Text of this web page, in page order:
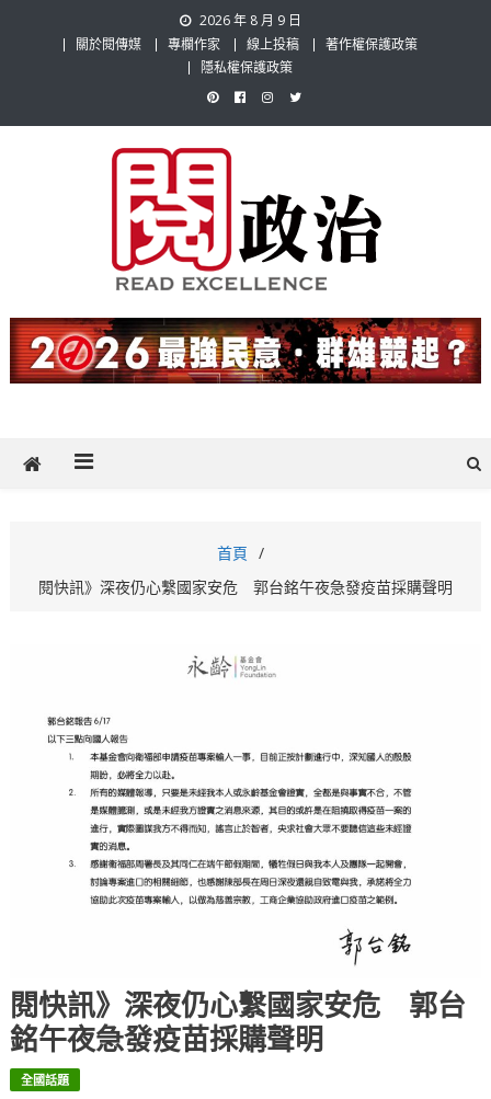
2026 年 8 月 9 日
關於閱傳媒
專欄作家 線上投稿
著作權保護政策
隱私權保護政策
閱政治 Read Gov News
題，也要專業評論，閱政治與多元的政治評論家與專欄作家邀稿合作，
讓讀者有最多元和專業的選擇。
首頁
閱快訊》深夜仍心繫國家安危 郭台銘午夜急發疫苗採購聲明
閱快訊》深夜仍心繫國家安危 郭台
銘午夜急發疫苗採購聲明
全國話題